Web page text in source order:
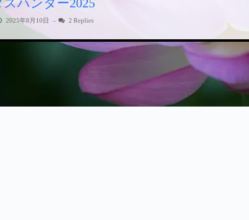
スハンター2025
2025年8月10日 – 2 Replies